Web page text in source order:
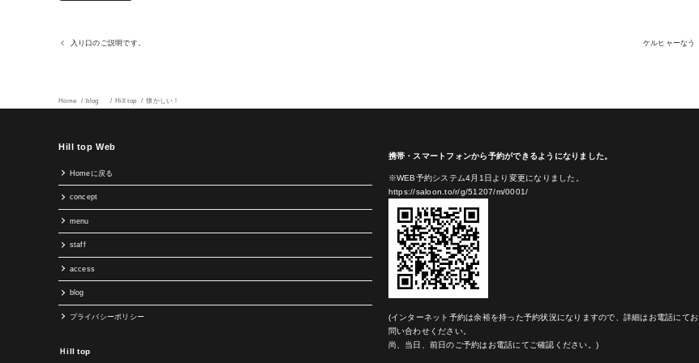
入り口のご説明です。 ケルヒャーなう
Home blog Hill top 懐かしい！
Hill top Web
Homeに戻る
concept
menu
staff
access
blog
プライバシーポリシー
Ｈill top
携帯・スマートフォンから予約ができるようになりました。
※WEB予約システム4月1日より変更になりました。
https://saloon.to/r/g/51207/m/0001/
(インターネット予約は余裕を持った予約状況になりますので、詳細はお電話にてお
問い合わせください。
尚、当日、前日のご予約はお電話にてご確認ください。)